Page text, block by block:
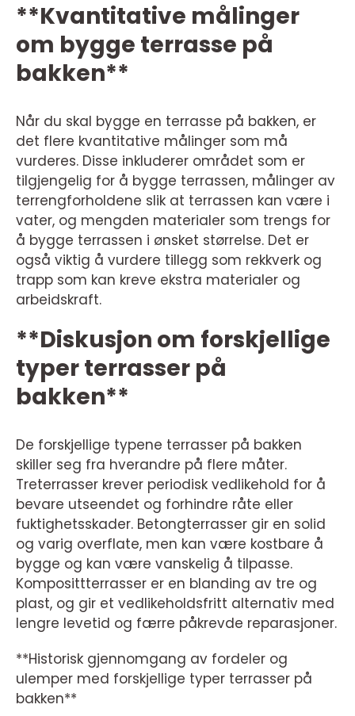
**Kvantitative målinger
om bygge terrasse på
bakken**
Når du skal bygge en terrasse på bakken, er
det flere kvantitative målinger som må
vurderes. Disse inkluderer området som er
tilgjengelig for å bygge terrassen, målinger av
terrengforholdene slik at terrassen kan være i
vater, og mengden materialer som trengs for
å bygge terrassen i ønsket størrelse. Det er
også viktig å vurdere tillegg som rekkverk og
trapp som kan kreve ekstra materialer og
arbeidskraft.
**Diskusjon om forskjellige
typer terrasser på
bakken**
De forskjellige typene terrasser på bakken
skiller seg fra hverandre på flere måter.
Treterrasser krever periodisk vedlikehold for å
bevare utseendet og forhindre råte eller
fuktighetsskader. Betongterrasser gir en solid
og varig overflate, men kan være kostbare å
bygge og kan være vanskelig å tilpasse.
Komposittterrasser er en blanding av tre og
plast, og gir et vedlikeholdsfritt alternativ med
lengre levetid og færre påkrevde reparasjoner.
**Historisk gjennomgang av fordeler og
ulemper med forskjellige typer terrasser på
bakken**